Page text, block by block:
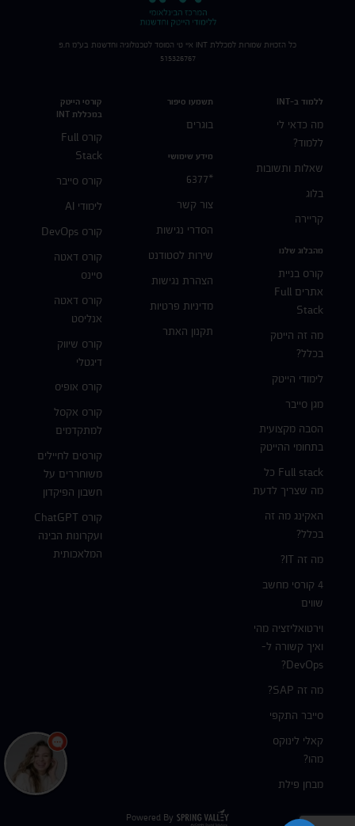
ללמוד ב-INT
מה כדאי לי
ללמוד?
שאלות ותשובות
בלוג
קריירה
מהבלוג שלנו
קורס בניית
אתרים Full
Stack
מה זה הייטק
בכלל?
לימודי הייטק
מגן סייבר
הסבה מקצועית
בתחומי ההייטק
Full stack כל
מה שצריך לדעת
האקינג מה זה
בכלל?
מה זה IT?
4 קורסי מחשב
שווים
וירטואליזציה מהי
ואיך קשורה ל-
DevOps?
מה זה SAP?
סייבר התקפי
קאלי לינוקס
מהו?
מבחן פילת
תשמעו סיפור
בוגרים
מידע שימושי
*6377
צור קשר
הסדרי נגישות
שירות לסטודנט
הצהרת נגישות
מדיניות פרטיות
תקנון האתר
קורסי הייטק
במכללת INT
קורס Full
Stack
קורס סייבר
לימודי AI
קורס DevOps
קורס דאטה
סיינס
קורס דאטה
אנליסט
קורס שיווק
דיגטלי
קורס אופיס
קורס אקסל
למתקדמים
קורסים לחיילים
משוחררים על
חשבון הפיקדון
קורס ChatGPT
ועקרונות הבינה
המלאכותית
כל הזכויות שמורות למכללת INT איי טי המוסד לטכנולוגיה וחדשנות בע"מ ח.פ
515326767
Powered By